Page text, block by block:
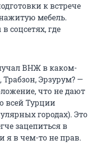
к встрече
мебель.
соцсетях, где
ВНЖ в каком-
Эрзурум? —
что не дают
всей Турции
городах). Это
зацепиться в
я в чем-то не прав.